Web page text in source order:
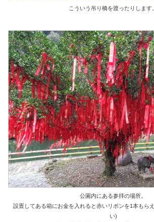
こういう吊り橋を渡ったりします。
公園内にある参拝の場所。
設置してある箱にお金を入れると赤いリボンを1本もら
い)